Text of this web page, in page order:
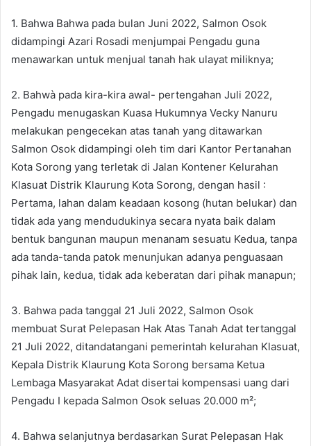
1. Bahwa Bahwa pada bulan Juni 2022, Salmon Osok
didampingi Azari Rosadi menjumpai Pengadu guna
menawarkan untuk menjual tanah hak ulayat miliknya;
2. Bahwà pada kira-kira awal- pertengahan Juli 2022,
Pengadu menugaskan Kuasa Hukumnya Vecky Nanuru
melakukan pengecekan atas tanah yang ditawarkan
Salmon Osok didampingi oleh tim dari Kantor Pertanahan
Kota Sorong yang terletak di Jalan Kontener Kelurahan
Klasuat Distrik Klaurung Kota Sorong, dengan hasil :
Pertama, lahan dalam keadaan kosong (hutan belukar) dan
tidak ada yang mendudukinya secara nyata baik dalam
bentuk bangunan maupun menanam sesuatu Kedua, tanpa
ada tanda-tanda patok menunjukan adanya penguasaan
pihak lain, kedua, tidak ada keberatan dari pihak manapun;
3. Bahwa pada tanggal 21 Juli 2022, Salmon Osok
membuat Surat Pelepasan Hak Atas Tanah Adat tertanggal
21 Juli 2022, ditandatangani pemerintah kelurahan Klasuat,
Kepala Distrik Klaurung Kota Sorong bersama Ketua
Lembaga Masyarakat Adat disertai kompensasi uang dari
Pengadu I kepada Salmon Osok seluas 20.000 m²;
4. Bahwa selanjutnya berdasarkan Surat Pelepasan Hak